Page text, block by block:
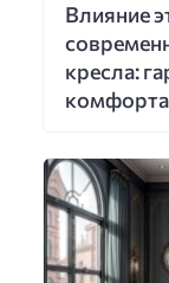
Влияние
кресла:
комфорта